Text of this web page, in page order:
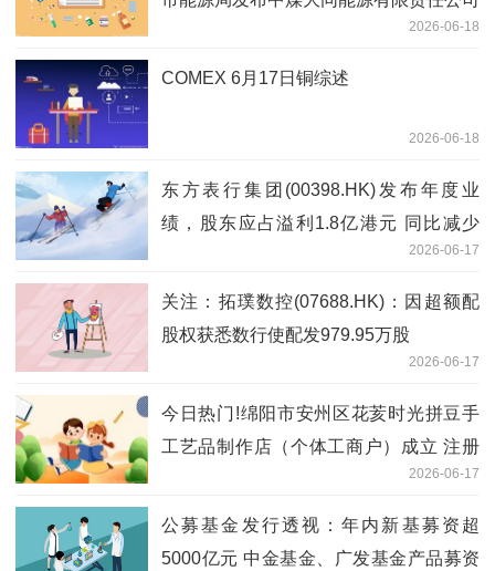
2026-06-18
COMEX 6月17日铜综述
2026-06-18
东方表行集团(00398.HK)发布年度业
绩，股东应占溢利1.8亿港元 同比减少
2026-06-17
关注：拓璞数控(07688.HK)：因超额配
股权获悉数行使配发979.95万股
2026-06-17
今日热门!绵阳市安州区花荄时光拼豆手
工艺品制作店（个体工商户）成立 注册
2026-06-17
公募基金发行透视：年内新基募资超
5000亿元 中金基金、广发基金产品募资